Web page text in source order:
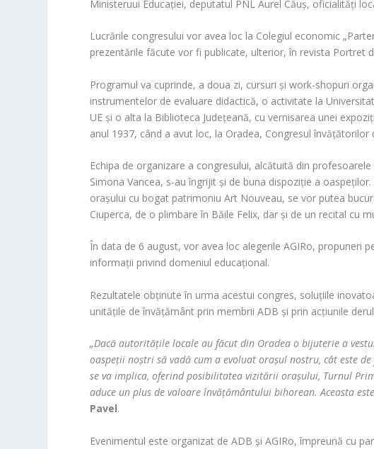
Ministeruui Educaţiei, deputatul PNL Aurel Căuş, oficialităţi
Lucrările congresului vor avea loc la Colegiul economic
prezentările făcute vor fi publicate, ulterior, în revista Portret
Programul va cuprinde, a doua zi, cursuri şi work-shopuri
instrumentelor de evaluare didactică, o activitate la
UE şi o alta la Biblioteca Judeţeană, cu vernisarea unei
anul 1937, când a avut loc, la Oradea, Congresul învăţătorilor
Echipa de organizare a congresului, alcătuită din
Simona Vancea, s-au îngrijit şi de buna dispoziţie a
oraşului cu bogat patrimoniu Art Nouveau, se vor putea
Ciuperca, de o plimbare în Băile Felix, dar şi de un recital cu
În data de 6 august, vor avea loc alegerile AGIRo, propuneri
informaţii privind domeniul educaţional.
Rezultatele obţinute în urma acestui congres, soluţiile
unităţile de învăţământ prin membrii ADB şi prin acţiunile
„Dacă autorităţile locale au făcut din Oradea o bijuterie a
oaspeţii noştri să vadă cum a evoluat oraşul nostru, cât este
se va implica, oferind posibilitatea vizitării oraşului, Turnul
aduce un plus de valoare învăţământului bihorean. Aceasta
Pavel.
Evenimentul este organizat de ADB şi AGIRo, împreună cu